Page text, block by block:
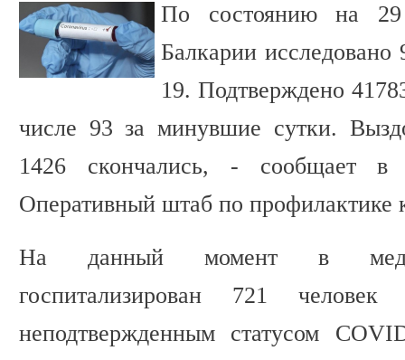
По состоянию на 29
Балкарии
19. Подтверждено
числе 93 за минувшие сутки.
1426 скончались, - сообщает в
Оперативный штаб по профилактике
На данный момент в
госпитализирован 721
неподтвержденным статусом